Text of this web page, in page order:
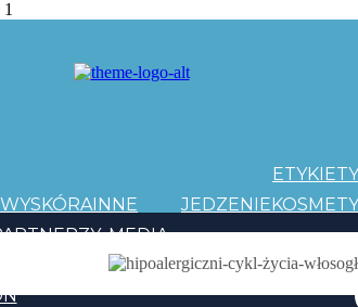
1
SKÓRAINNE
ETYKIETY
JEDZENIE
MEDIA